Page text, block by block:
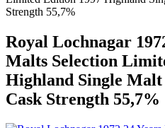
Royal Lochnagar
Malts Selection
Highland Single
Cask Strength 55,7%